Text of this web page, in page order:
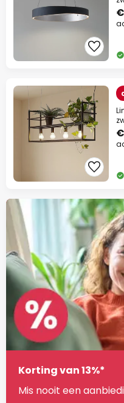
Korting van 13%*
Mis nooit een